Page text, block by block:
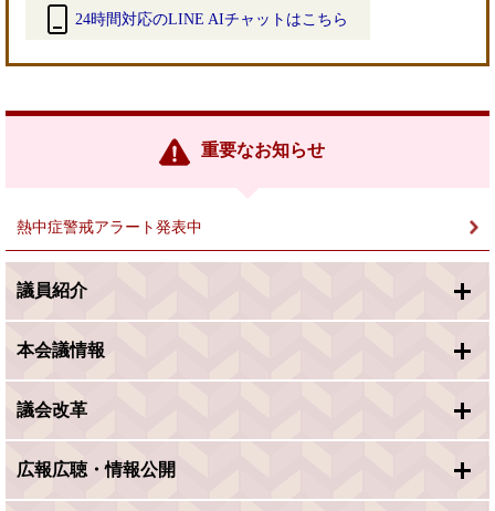
24時間対応のLINE AIチャットはこちら
リ
重要なお知らせ
熱中症警戒アラート発表中
議員紹介
本会議情報
議会改革
広報広聴・情報公開